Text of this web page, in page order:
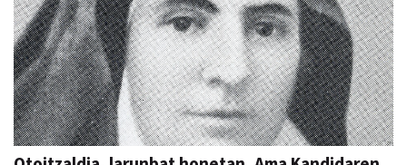
Otoitzaldia, larunbat honetan, Ama Kandidaren
omenez